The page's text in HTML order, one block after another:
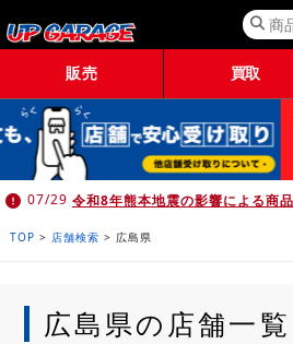
販売 買取
07/29
TOP > 店舗検索 > 広島県
広島県の店舗一覧